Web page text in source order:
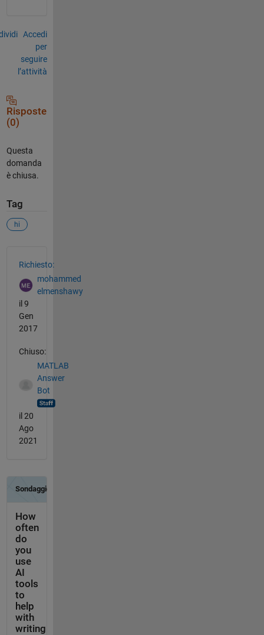
Accedi
per
seguire
l’attività
Risposte
(0)
Questa
domanda
è chiusa.
Tag
hi
Richiesto:
mohammed
elmenshawy
il 9
Gen
2017
Chiuso:
MATLAB
Answer
Bot
il 20
Ago
2021